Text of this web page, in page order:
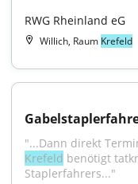
RWG Rheinland eG
Willich, Raum Krefeld
Krefeld benötigt
Staplerfahrers..."